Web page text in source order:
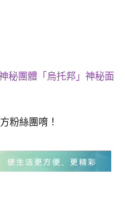
秘團體「烏托邦」神秘面
粉絲團唷！